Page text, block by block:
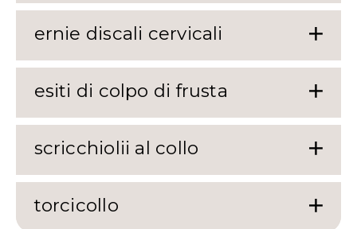
ernie discali cervicali
esiti di colpo di frusta
scricchiolii al collo
torcicollo